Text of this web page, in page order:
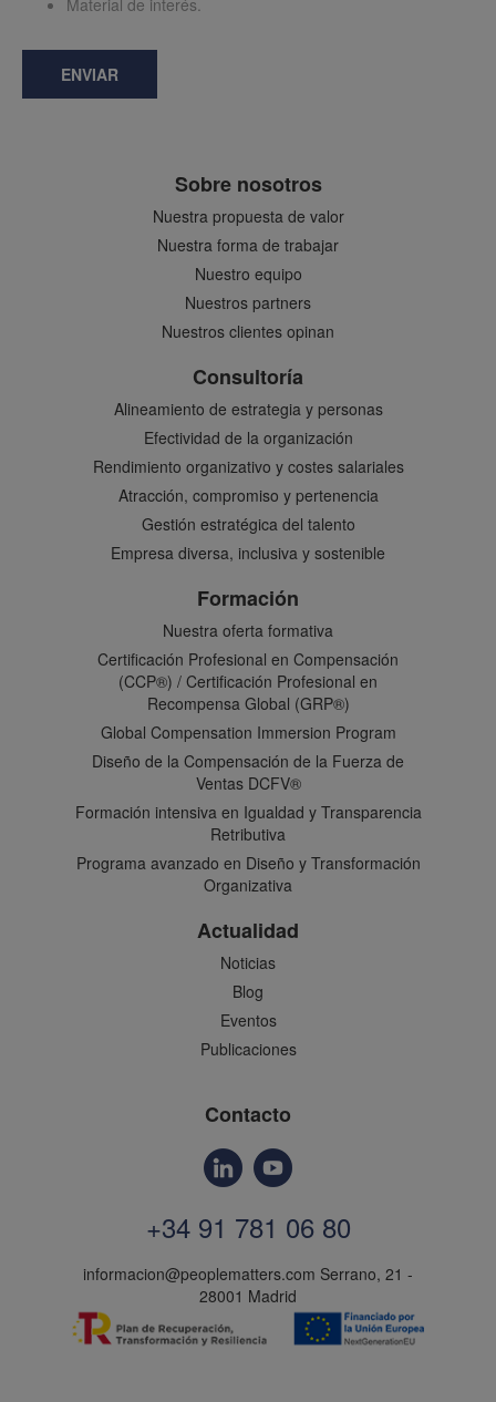
ENVIAR
Sobre nosotros
Nuestra propuesta de valor
Nuestra forma de trabajar
Nuestro equipo
Nuestros partners
Nuestros clientes opinan
Consultoría
Alineamiento de estrategia y personas
Efectividad de la organización
Rendimiento organizativo y costes salariales
Atracción, compromiso y pertenencia
Gestión estratégica del talento
Empresa diversa, inclusiva y sostenible
Formación
Nuestra oferta formativa
Certificación Profesional en Compensación
(CCP®) / Certificación Profesional en
Recompensa Global (GRP®)
Global Compensation Immersion Program
Diseño de la Compensación de la Fuerza de
Ventas DCFV®
Formación intensiva en Igualdad y Transparencia
Retributiva
Programa avanzado en Diseño y Transformación
Organizativa
Actualidad
Noticias
Blog
Eventos
Publicaciones
Contacto
+34 91 781 06 80
informacion@peoplematters.com Serrano, 21 -
28001 Madrid